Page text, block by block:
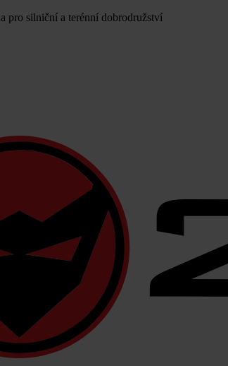
pro silniční a terénní dobrodružství